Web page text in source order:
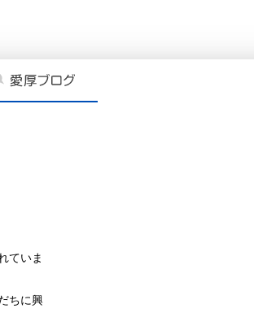
ていま
ちに興